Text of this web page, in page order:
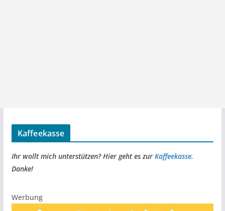
Kaffeekasse
Ihr wollt mich unterstützen? Hier geht es zur Kaffeekasse.
Danke!
Werbung